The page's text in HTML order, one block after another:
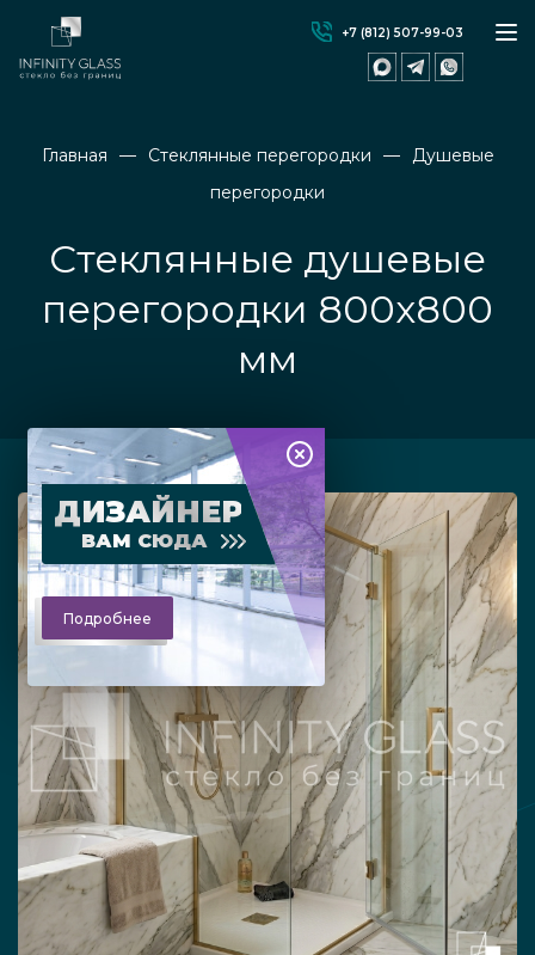
+7 (812) 507-99-03
Главная Стеклянные перегородки
Душевые
перегородки
Стеклянные душевые
перегородки 800x800
мм
ДИЗАЙНЕР
ВАМ СЮДА
Подробнее